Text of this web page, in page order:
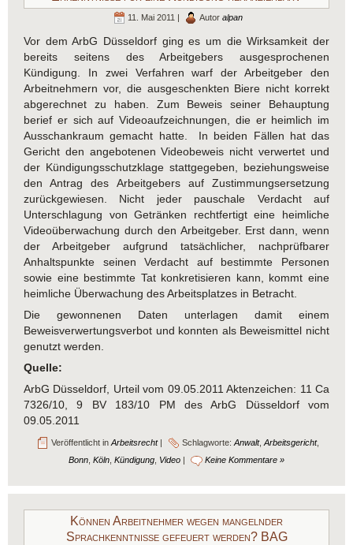
11. Mai 2011 | Autor alpan
Vor dem ArbG Düsseldorf ging es um die Wirksamkeit der
bereits seitens des Arbeitgebers ausgesprochenen
Kündigung. In zwei Verfahren warf der Arbeitgeber den
Arbeitnehmern vor, die ausgeschenkten Biere nicht korrekt
abgerechnet zu haben. Zum Beweis seiner Behauptung
berief er sich auf Videoaufzeichnungen, die er heimlich im
Ausschankraum gemacht hatte. In beiden Fällen hat das
Gericht den angebotenen Videobeweis nicht verwertet und
der Kündigungsschutzklage stattgegeben, beziehungsweise
den Antrag des Arbeitgebers auf Zustimmungsersetzung
zurückgewiesen. Nicht jeder pauschale Verdacht auf
Unterschlagung von Getränken rechtfertigt eine heimliche
Videoüberwachung durch den Arbeitgeber. Erst dann, wenn
der Arbeitgeber aufgrund tatsächlicher, nachprüfbarer
Anhaltspunkte seinen Verdacht auf bestimmte Personen
sowie eine bestimmte Tat konkretisieren kann, kommt eine
heimliche Überwachung des Arbeitsplatzes in Betracht.
Die gewonnenen Daten unterlagen damit einem
Beweisverwertungsverbot und konnten als Beweismittel nicht
genutzt werden.
Quelle:
ArbG Düsseldorf, Urteil vom 09.05.2011 Aktenzeichen: 11 Ca
7326/10, 9 BV 183/10 PM des ArbG Düsseldorf vom
09.05.2011
Veröffentlicht in Arbeitsrecht| Schlagworte: Anwalt, Arbeitsgericht,
Bonn Köln Kündigung Video | Keine Kommentare »
Können Arbeitnehmer wegen mangelnder
Sprachkenntnisse gefeuert werden? BAG